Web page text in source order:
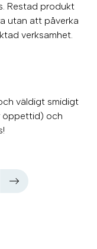
Restad produkt
utan att påverka
verksamhet.
väldigt smidigt
öppettid) och